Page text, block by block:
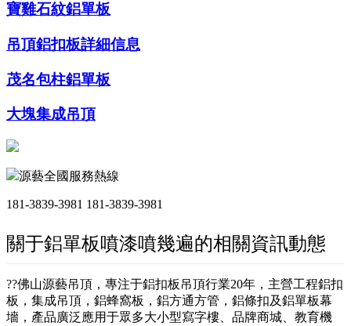
寶雞石紋鋁單板
吊頂鋁扣板詳細信息
茂名包柱鋁單板
大塊集成吊頂
源藝全國服務熱線
181-3839-3981 181-3839-3981
關于鋁單板噴漆噴幾遍的相關資訊動態
??佛山源藝吊頂，專注于鋁扣板吊頂行業20年，主營工程鋁扣
板，集成吊頂，鋁蜂窩板，鋁方通方管，鋁條扣及鋁單板幕
墻，產品廣泛應用于眾多大小型寫字樓、品牌商城、教育機